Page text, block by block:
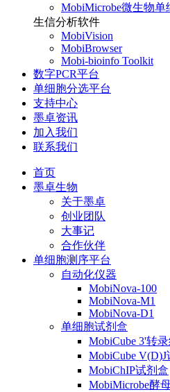
MobiMicrobe微生物
生信分析软件
MobiVision
MobiBrowser
Mobi-bioinfo Toolkit
数字PCR平台
单细胞分选平台
支持中心
墨卓资讯
加入我们
联系我们
首页
墨卓生物
关于墨卓
创业团队
大事记
合作伙伴
单细胞测序平台
自动化仪器
MobiNova-100
MobiNova-M1
MobiNova-D1
单细胞试剂盒
MobiCube 3'转
MobiCube V(D)J
MobiChIP试剂盒
MobiMicrobe酵